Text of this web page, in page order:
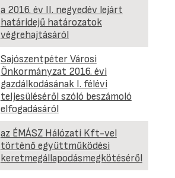
a 2016. év II. negyedév lejárt
határidejű határozatok
végrehajtásáról
Sajószentpéter Városi
Önkormányzat 2016. évi
gazdálkodásának I. félévi
teljesüléséről szóló beszámoló
elfogadásáról
az ÉMÁSZ Hálózati Kft-vel
történő együttműködési
keretmegállapodásmegkötéséről